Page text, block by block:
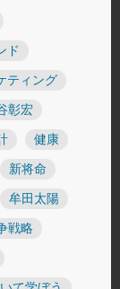
ド
ティング
彰宏
健康
新将命
牟田太陽
戦略